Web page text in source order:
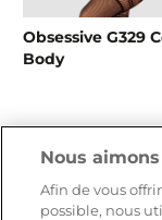
Obsessive G329
Body
39,90 CHF
Nous
Afin de vous
possible, nous